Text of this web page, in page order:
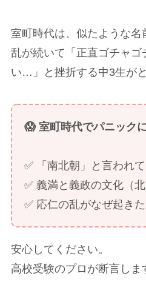
室町時代は、似たような
乱が続いて「正直ゴチャゴ
い…」と挫折する中3生が
😱 室町時代でパニック
✅ 「南北朝」と言われ
✅ 義満と義政の文化（
✅ 応仁の乱がなぜ起き
安心してください。
高校受験のプロが断言しま